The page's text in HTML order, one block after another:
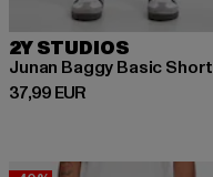
2Y STUDIOS
Junan Baggy Basic
37,99 EUR
Derzeitiger Preis: 37,99 EUR